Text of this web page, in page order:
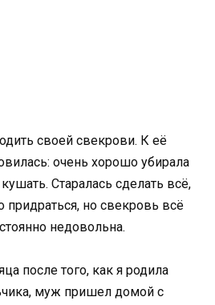
своей свекрови. К её
очень хорошо убирала
Старалась сделать всё,
но свекровь всё
недовольна.
после того, как я родила
муж пришел домой с